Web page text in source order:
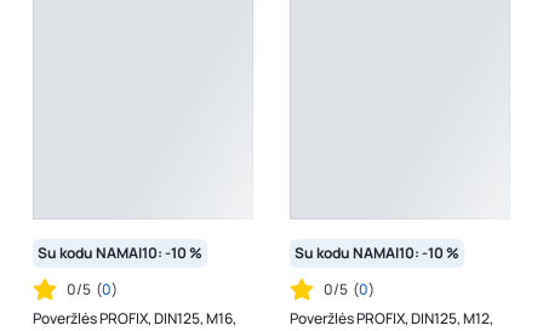
Su kodu NAMAI10: -10 %
0/5 (0)
Poveržlės PROFIX, DIN125, M16,
Su kodu NAMAI10: -10 %
0/5 (0)
Poveržlės PROFIX, DIN125, M12,